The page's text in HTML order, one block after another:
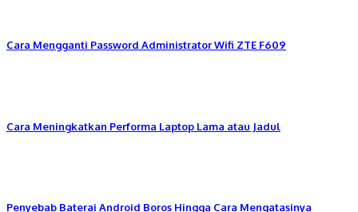
Cara Mengganti Password Administrator Wifi ZTE F609
Cara Meningkatkan Performa Laptop Lama atau Jadul
Penyebab Baterai Android Boros Hingga Cara Mengatasinya